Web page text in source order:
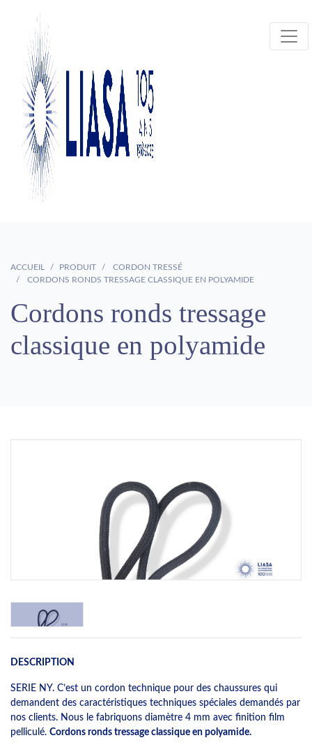
ACCUEIL PRODUIT
CORDON TRESSÉ
CORDONS RONDS TRESSAGE CLASSIQUE EN POLYAMIDE
Cordons ronds tressage
classique en polyamide
DESCRIPTION
SERIE NY. C’est un cordon technique pour des chaussures qui
demandent des caractéristiques techniques spéciales demandés par
nos clients. Nous le fabriquons diamètre 4 mm avec finition film
pelliculé. Cordons ronds tressage classique en polyamide.